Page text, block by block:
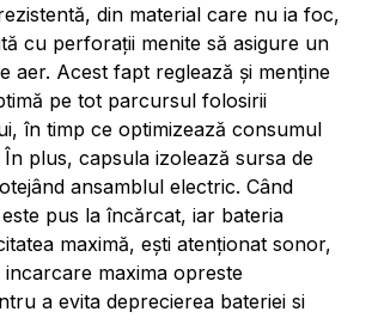
din material care nu ia foc,
cu perforații menite să asigure un
aer. Acest fapt reglează și menține
pe tot parcursul folosirii
în timp ce optimizează consumul
plus, capsula izolează sursa de
ansamblul electric. Când
pus la încărcat, iar bateria
maximă, ești atenționat sonor,
maxima opreste
a evita deprecierea bateriei si